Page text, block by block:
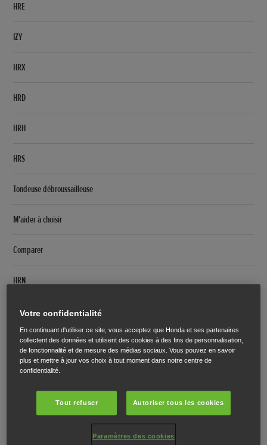
HRE
IZY
HRX
HRD
HRH
HRS
Tondeuse débroussailleuse
M'aider à choisir
Comparer
HRN
Présentation
Multi Miimo
Votre confidentialité
En continuant d'utiliser ce site, vous acceptez que Honda et ses partenaires
collectent des données et utilisent des cookies à des fins de personnalisation,
de fonctionnalité et de mesure des médias sociaux. Vous pouvez en savoir
plus et mettre à jour vos choix à tout moment dans notre centre de
confidentialité.
Tout refuser Autoriser tous les cookies
Paramètres des cookies